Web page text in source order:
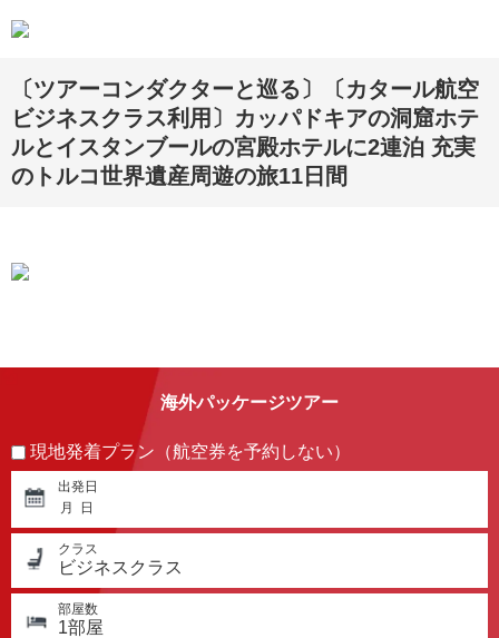
〔ツアーコンダクターと巡る〕〔カタール航空
ビジネスクラス利用〕カッパドキアの洞窟ホテ
ルとイスタンブールの宮殿ホテルに2連泊 充実
のトルコ世界遺産周遊の旅11日間
海外パッケージツアー
現地発着プラン（航空券を予約しない）
出発日
月
日
クラス
ビジネスクラス
部屋数
1部屋